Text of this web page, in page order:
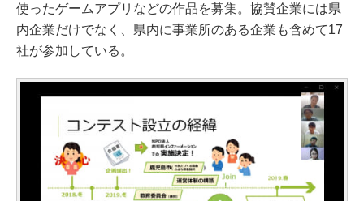
使ったゲームアプリなどの作品を募集。協賛企業には県
内企業だけでなく、県内に事業所のある企業も含めて17
社が参加している。